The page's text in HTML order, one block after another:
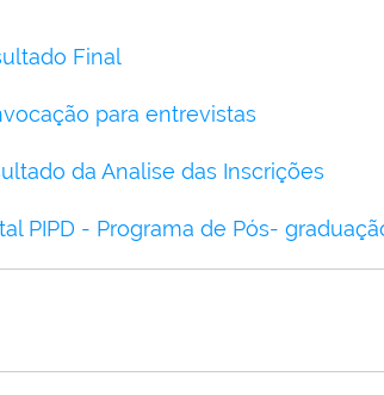
Final
para entrevistas
da Analise das Inscrições
PIPD - Programa de Pós-